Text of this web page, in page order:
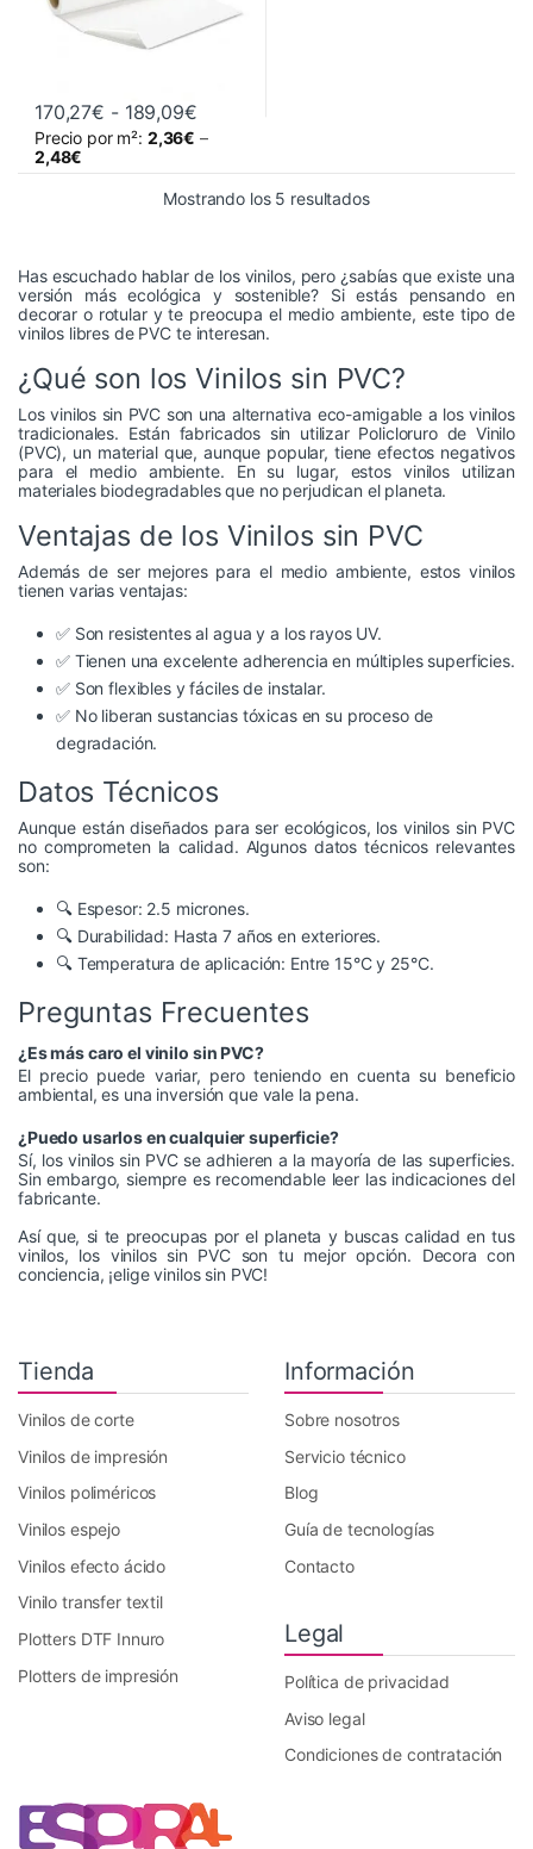
170,27€ - 189,09€Rango de precios: desde 170,27€
Precio por m²: 2,36€ –
2,48€
Este producto tiene múltiples variantes. Las opciones se
Mostrando los 5 resultadosOrdenado por
Has escuchado hablar de los vinilos, pero ¿sabías que existe una
versión más ecológica y sostenible? Si estás pensando en
decorar o rotular y te preocupa el medio ambiente, este tipo de
vinilos libres de PVC te interesan.
¿Qué son los Vinilos sin PVC?
Los vinilos sin PVC son una alternativa eco-amigable a los vinilos
tradicionales. Están fabricados sin utilizar Policloruro de Vinilo
(PVC), un material que, aunque popular, tiene efectos negativos
para el medio ambiente. En su lugar, estos vinilos utilizan
materiales biodegradables que no perjudican el planeta.
Ventajas de los Vinilos sin PVC
Además de ser mejores para el medio ambiente, estos vinilos
tienen varias ventajas:
✅ Son resistentes al agua y a los rayos UV.
✅ Tienen una excelente adherencia en múltiples superficies.
✅ Son flexibles y fáciles de instalar.
✅ No liberan sustancias tóxicas en su proceso de
degradación.
Datos Técnicos
Aunque están diseñados para ser ecológicos, los vinilos sin PVC
no comprometen la calidad. Algunos datos técnicos relevantes
son:
🔍 Espesor: 2.5 micrones.
🔍 Durabilidad: Hasta 7 años en exteriores.
🔍 Temperatura de aplicación: Entre 15°C y 25°C.
Preguntas Frecuentes
¿Es más caro el vinilo sin PVC?
El precio puede variar, pero teniendo en cuenta su beneficio
ambiental, es una inversión que vale la pena.
¿Puedo usarlos en cualquier superficie?
Sí, los vinilos sin PVC se adhieren a la mayoría de las superficies.
Sin embargo, siempre es recomendable leer las indicaciones del
fabricante.
Así que, si te preocupas por el planeta y buscas calidad en tus
vinilos, los vinilos sin PVC son tu mejor opción. Decora con
conciencia, ¡elige vinilos sin PVC!
Tienda
Vinilos de corte
Vinilos de impresión
Vinilos poliméricos
Vinilos espejo
Vinilos efecto ácido
Vinilo transfer textil
Plotters DTF Innuro
Plotters de impresión
Información
Sobre nosotros
Servicio técnico
Blog
Guía de tecnologías
Contacto
Legal
Política de privacidad
Aviso legal
Condiciones de contratación